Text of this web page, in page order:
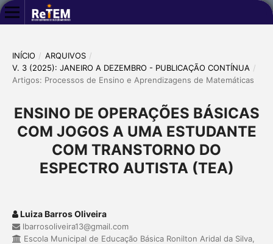
INÍCIO / ARQUIVOS /
V. 3 (2025): JANEIRO A DEZEMBRO - PUBLICAÇÃO CONTÍNUA /
Artigos: Processos de Ensino e Aprendizagens de Matemáticas
ENSINO DE OPERAÇÕES BÁSICAS
COM JOGOS A UMA ESTUDANTE
COM TRANSTORNO DO
ESPECTRO AUTISTA (TEA)
Luiza Barros Oliveira
lbarrosoliveira13@gmail.com
Escola Municipal de Educação Básica Ronilton Aridal da Silva,